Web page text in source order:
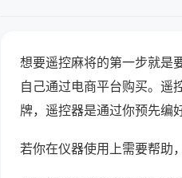
想要遥控麻将的第一步就是
自己通过电商平台购买。遥
牌，遥控器是通过你预先编
若你在仪器使用上需要帮助